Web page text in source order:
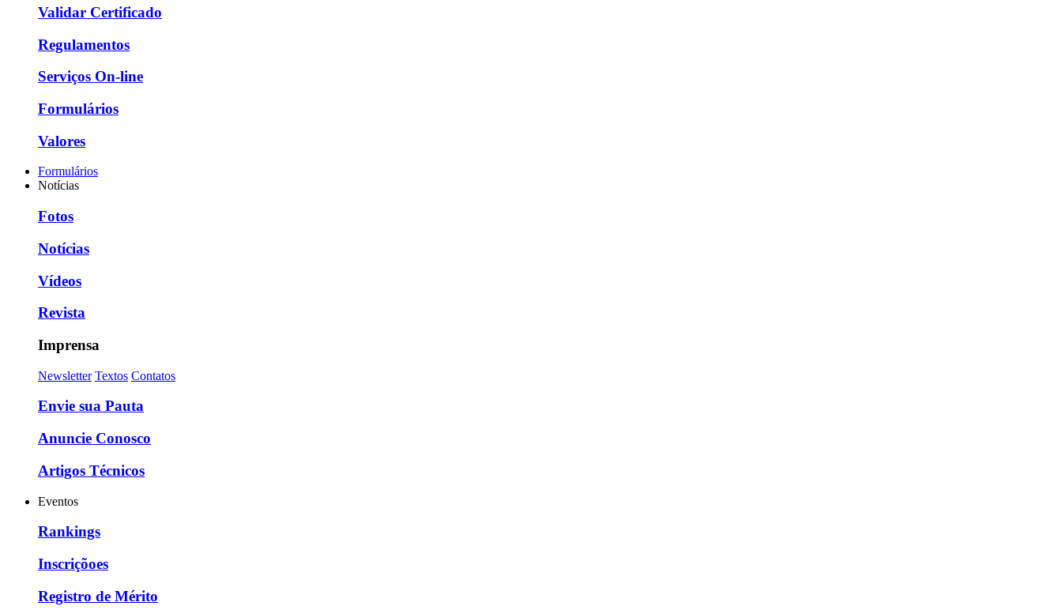
Validar Certificado
Regulamentos
Serviços On-line
Formulários
Valores
Formulários
Notícias
Fotos
Notícias
Vídeos
Revista
Imprensa
Newsletter Textos Contatos
Envie sua Pauta
Anuncie Conosco
Artigos Técnicos
Eventos
Rankings
Inscriçõoes
Registro de Mérito